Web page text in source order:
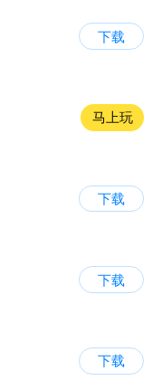
下载
马上玩
下载
下载
下载